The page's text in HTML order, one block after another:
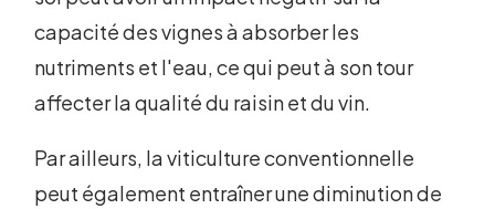
capacité des vignes à absorber les
nutriments et l'eau, ce qui peut à son tour
affecter la qualité du raisin et du vin.
Par ailleurs, la viticulture conventionnelle
peut également entraîner une diminution de